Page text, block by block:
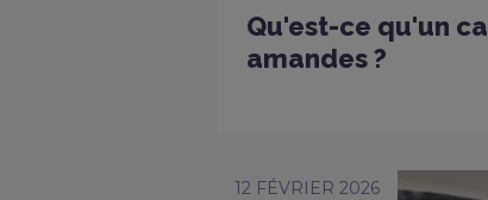
Qu'est-ce qu'un
amandes ?
12 FÉVRIER 2026